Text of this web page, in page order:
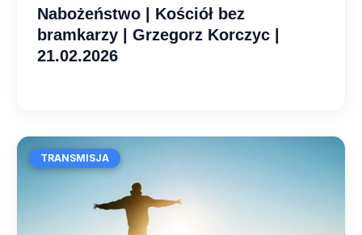
Nabożeństwo | Kościół bez
bramkarzy | Grzegorz Korczyc |
21.02.2026
TRANSMISJA